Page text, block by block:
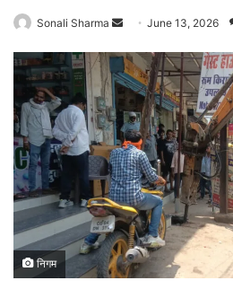
Sonali Sharma
n
d
a
n
e
m
a
i
l
June 13, 2026
निगम